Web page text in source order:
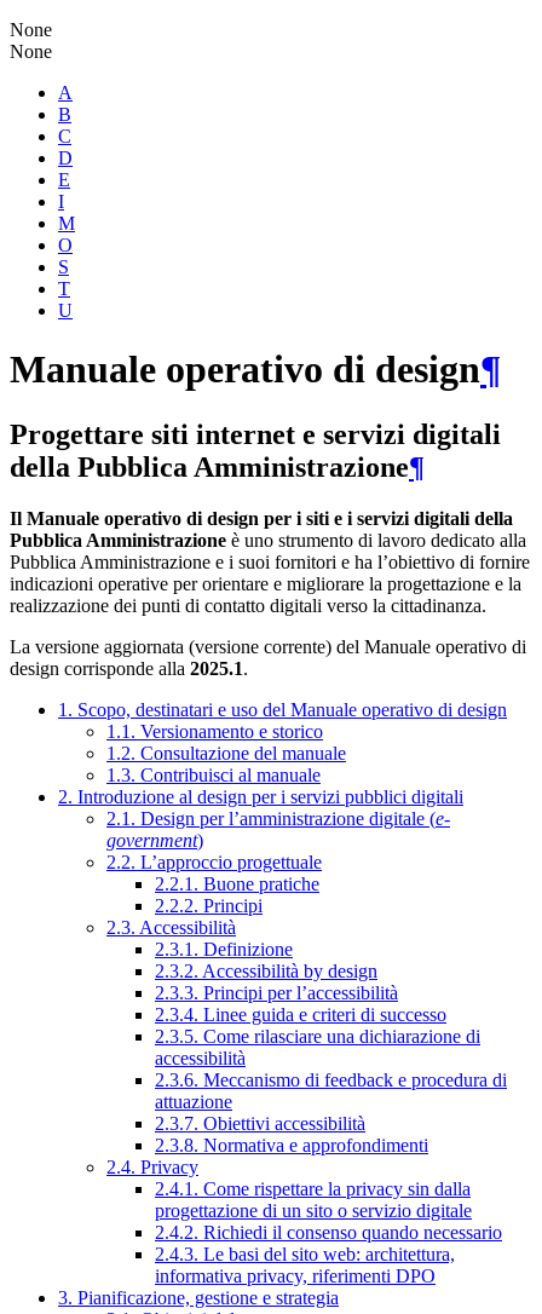
None
None
A
B
C
D
E
I
M
O
S
T
U
Manuale operativo di design¶
Progettare siti internet e servizi digitali
della Pubblica Amministrazione¶
Il Manuale operativo di design per i siti e i servizi digitali della
Pubblica Amministrazione è uno strumento di lavoro dedicato alla
Pubblica Amministrazione e i suoi fornitori e ha l’obiettivo di fornire
indicazioni operative per orientare e migliorare la progettazione e la
realizzazione dei punti di contatto digitali verso la cittadinanza.
La versione aggiornata (versione corrente) del Manuale operativo di
design corrisponde alla 2025.1.
1. Scopo, destinatari e uso del Manuale operativo di design
1.1. Versionamento e storico
1.2. Consultazione del manuale
1.3. Contribuisci al manuale
2. Introduzione al design per i servizi pubblici digitali
2.1. Design per l’amministrazione digitale (e-
government)
2.2. L’approccio progettuale
2.2.1. Buone pratiche
2.2.2. Principi
2.3. Accessibilità
2.3.1. Definizione
2.3.2. Accessibilità by design
2.3.3. Principi per l’accessibilità
2.3.4. Linee guida e criteri di successo
2.3.5. Come rilasciare una dichiarazione di
accessibilità
2.3.6. Meccanismo di feedback e procedura di
attuazione
2.3.7. Obiettivi accessibilità
2.3.8. Normativa e approfondimenti
2.4. Privacy
2.4.1. Come rispettare la privacy sin dalla
progettazione di un sito o servizio digitale
2.4.2. Richiedi il consenso quando necessario
2.4.3. Le basi del sito web: architettura,
informativa privacy, riferimenti DPO
3. Pianificazione, gestione e strategia